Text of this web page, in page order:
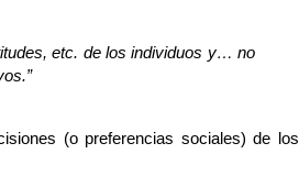
etc. de los individuos y… no
(o preferencias sociales) de los